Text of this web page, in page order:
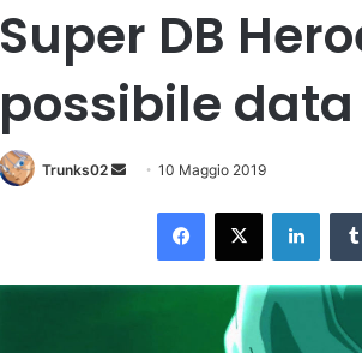
Super DB
possibile data
Trunks02
Invia 10 Maggio 2019
Facebook
X